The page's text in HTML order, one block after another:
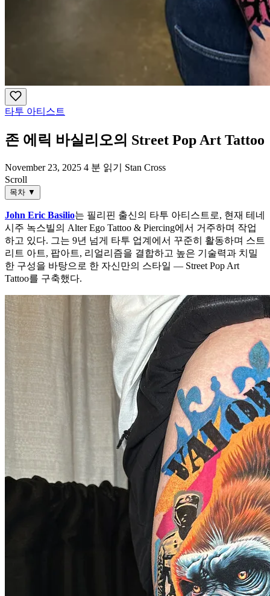
타투 아티스트
존 에릭 바실리오의 Street Pop Art Tattoo
November 23, 2025 4 분 읽기
Stan Cross
Scroll
목차 ▼
John Eric Basilio는 필리핀 출신의 타투 아티스트로, 현재 테네
시주 녹스빌의 Alter Ego Tattoo & Piercing에서 거주하며 작업
하고 있다. 그는 9년 넘게 타투 업계에서 꾸준히 활동하며 스트
리트 아트, 팝아트, 리얼리즘을 결합하고 높은 기술력과 치밀
한 구성을 바탕으로 한 자신만의 스타일 — Street Pop Art
Tattoo를 구축했다.